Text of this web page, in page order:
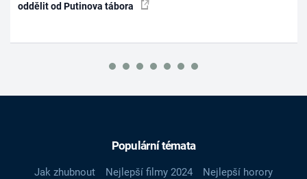
oddělit od Putinova tábora
Populární témata
Jak zhubnout Nejlepší filmy 2024
Nejlepší horory